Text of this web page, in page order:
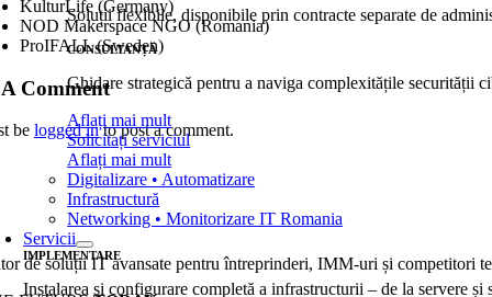
Soluții flexibile, disponibile prin contracte separate de
CONSULTANȚĂ
Ghidare strategică pentru a naviga complexitățile securității
Aflați mai mult
Solicitați serviciul
Aflați mai mult
Digitalizare • Automatizare
Infrastructură
Networking • Monitorizare IT Romania
Servicii
IMPLEMENTARE
Instalarea și configurare completă a infrastructurii – de la servere
KulturLife (Germany)
NOD Makerspace NGO (Romania)
ProIFALL (Sweden)
Comment
be logged into post a comment.
de soluții IT avansate pentru întreprinderi, IMM-uri și competitori